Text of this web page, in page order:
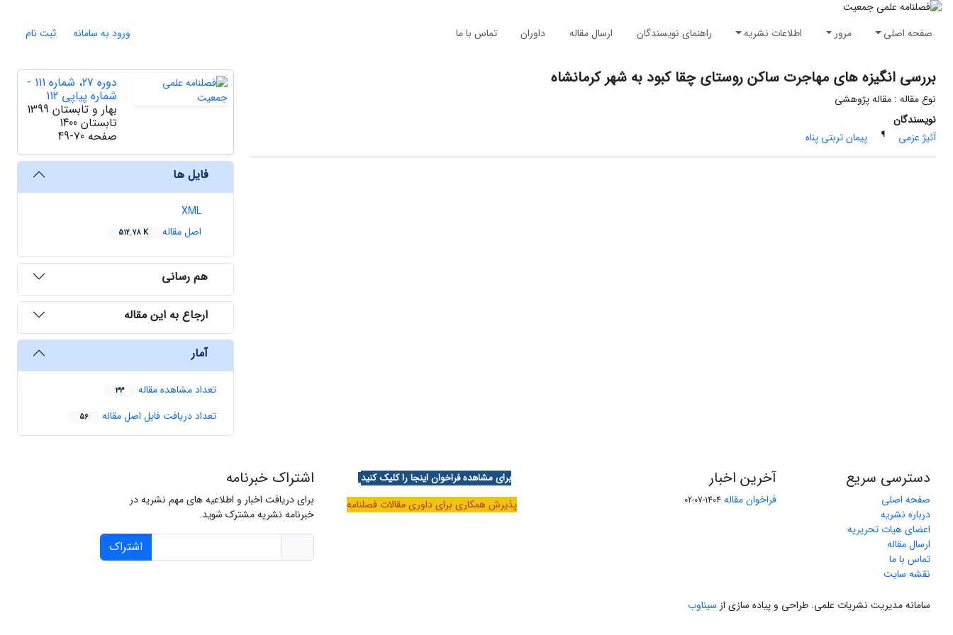
صفحه اصلی مرور اطلاعات نشریه راهنمای نویسندگان ارسال مقاله داوران تماس با ما ورود به سامانه ثبت نام
بررسی انگیزه های مهاجرت ساکن روستای چقا کبود به شهر کرمانشاه
نوع مقاله : مقاله پژوهشی
نویسندگان
آئیژ عزمی
¶ پیمان تربتی پناه
دوره 27، شماره 111 -
شماره پیاپی 112
بهار و تابستان 1399
تابستان 1400
صفحه 49-70
فایل ها
XML
اصل مقاله
512.78 K
هم رسانی
ارجاع به این مقاله
آمار
تعداد مشاهده مقاله 33
تعداد دریافت فایل اصل مقاله 56
دسترسی سریع
صفحه اصلی
درباره نشریه
اعضای هیات تحریریه
ارسال مقاله
تماس با ما
نقشه سایت
آخرین اخبار
فراخوان مقاله 1404-07-02
برای مشاهده فراخوان اینجا را کلیک کنید
پذیرش همکاری برای داوری مقالات فصلنامه
اشتراک خبرنامه
برای دریافت اخبار و اطلاعیه های مهم نشریه در
خبرنامه نشریه مشترک شوید.
اشتراک
سامانه مدیریت نشریات علمی. طراحی و پیاده سازی از سیناوب